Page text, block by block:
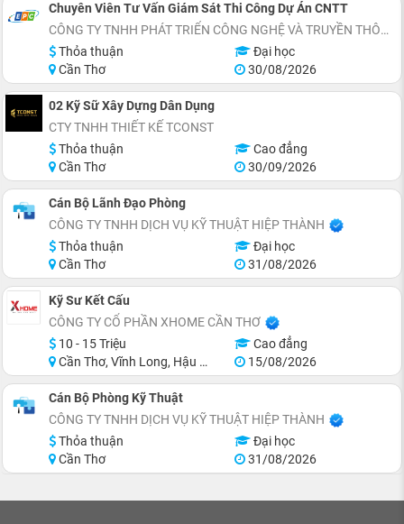
Chuyên Viên Tư Vấn Giám Sát Thi Công Dự Án CNTT
CÔNG TY TNHH PHÁT TRIỂN CÔNG NGHỆ VÀ TRUYỀN THÔNG EPC
Thỏa thuận
Đại học
Cần Thơ
30/08/2026
02 Kỹ Sữ Xây Dựng Dân Dụng
CTY TNHH THIẾT KẾ TCONST
Thỏa thuận
Cao đẳng
Cần Thơ
30/09/2026
Cán Bộ Lãnh Đạo Phòng
CÔNG TY TNHH DỊCH VỤ KỸ THUẬT HIỆP THÀNH
Thỏa thuận
Đại học
Cần Thơ
31/08/2026
Kỹ Sư Kết Cấu
CÔNG TY CỔ PHẦN XHOME CẦN THƠ
10 - 15 Triệu
Cao đẳng
Cần Thơ, Vĩnh Long, Hậu Giang, Sóc Trăng
15/08/2026
Cán Bộ Phòng Kỹ Thuật
CÔNG TY TNHH DỊCH VỤ KỸ THUẬT HIỆP THÀNH
Thỏa thuận
Đại học
Cần Thơ
31/08/2026